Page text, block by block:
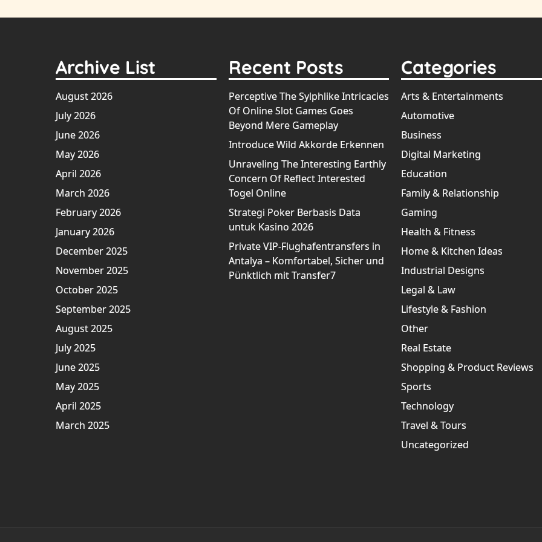
Archive List
August 2026
July 2026
June 2026
May 2026
April 2026
March 2026
February 2026
January 2026
December 2025
November 2025
October 2025
September 2025
August 2025
July 2025
June 2025
May 2025
April 2025
March 2025
Recent Posts
Perceptive The Sylphlike Intricacies
Of Online Slot Games Goes
Beyond Mere Gameplay
Introduce Wild Akkorde Erkennen
Unraveling The Interesting Earthly
Concern Of Reflect Interested
Togel Online
Strategi Poker Berbasis Data
untuk Kasino 2026
Private VIP-Flughafentransfers in
Antalya – Komfortabel, Sicher und
Pünktlich mit Transfer7
Categories
Arts & Entertainments
Automotive
Business
Digital Marketing
Education
Family & Relationship
Gaming
Health & Fitness
Home & Kitchen Ideas
Industrial Designs
Legal & Law
Lifestyle & Fashion
Other
Real Estate
Shopping & Product Reviews
Sports
Technology
Travel & Tours
Uncategorized